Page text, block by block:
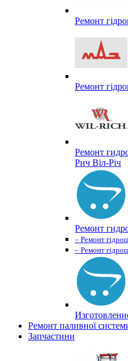
Ремонт
Ремонт
Ремонт
Рич Віл-Річ
Ремонт
– Ремонт
– Ремонт
Ремонт паливної
Запчастини